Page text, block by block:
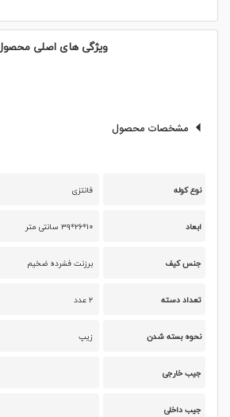
ویژگی های اصلی محصول
مشخصات محصول
نوع کوله فانتزی
ابعاد ۱۰*۲۶*۳۹ سانتی متر
جنس کیف برزنت فشرده ضخیم
تعداد دسته
نحوه بسته شدن زیپ
جیب خارجی
جیب داخلی